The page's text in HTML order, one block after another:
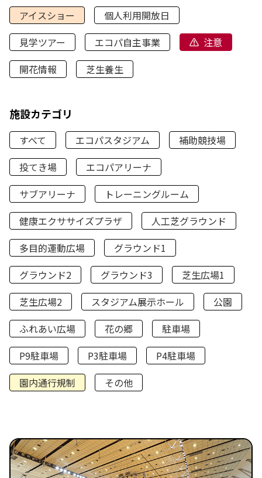
アイスショー
個人利用開放日
見学ツアー
エコパ自主事業
注意
開花情報
芝生養生
施設カテゴリ
すべて エコパスタジアム
補助競技場
投てき場
エコパアリーナ
サブアリーナ
トレーニングルーム
健康エクササイズプラザ
人工芝グラウンド
多目的運動広場
グラウンド1
グラウンド2
グラウンド3
芝生広場1
芝生広場2
スタジアム展示ホール
公園
ふれあい広場
花の郷
駐車場
P9駐車場
P3駐車場
P4駐車場
園内通行規制
その他